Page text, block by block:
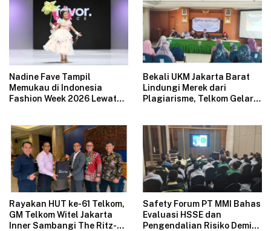
Nadine Fave Tampil
Memukau di Indonesia
Fashion Week 2026 Lewat
Bekali UKM Jakarta Barat
Lindungi Merek dari
Plagiarisme, Telkom Gelar
Rayakan HUT ke-61 Telkom,
GM Telkom Witel Jakarta
Inner Sambangi The Ritz-
Safety Forum PT MMI Bahas
Evaluasi HSSE dan
Pengendalian Risiko Demi